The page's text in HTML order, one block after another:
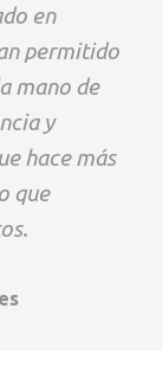
en
permitido
mano de
y
hace más
que